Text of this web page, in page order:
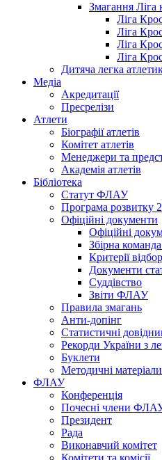
Змагання Ліга
Ліга
Ліга
Ліга
Ліга
Дитяча легка
Медіа
Акредитації
Пресрелізи
Атлети
Біографії атлетів
Комітет атлетів
Менеджери та
Академія атлетів
Бібліотека
Статут ФЛАУ
Програма розвитку
Офіційні документи
Офіційні
Збірна
Критерії
Документи
Суддівство
Звіти ФЛАУ
Правила змагань
Анти-допінг
Статистичні
Рекорди України з
Буклети
Методичні матеріали
ФЛАУ
Конференція
Почесні члени
Президент
Рада
Виконавчий комітет
Комітети та комісії